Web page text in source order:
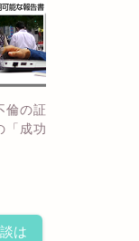
倫の証
「成功
は